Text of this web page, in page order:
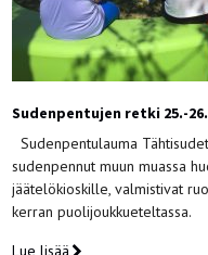
Sudenpentujen retki 25.-
Sudenpentulauma
sudenpennut muun muassa
jäätelökioskille, valmistivat
kerran
Lue lisää